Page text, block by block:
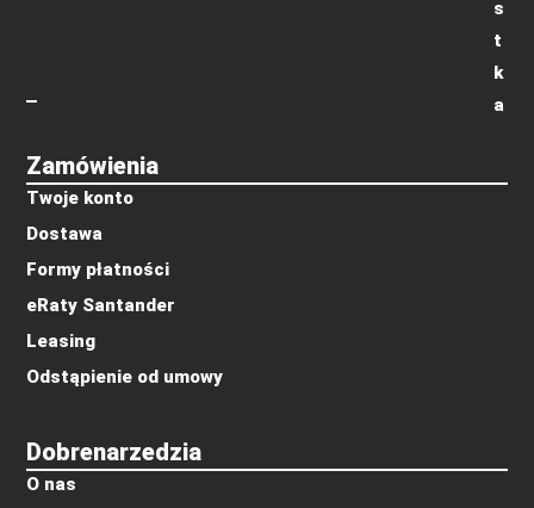
Dobrenarzedzia
O nas
Zamówienia
Twoje konto
Dostawa
Formy płatności
eRaty Santander
Leasing
Odstąpienie od umowy
s
t
k
a